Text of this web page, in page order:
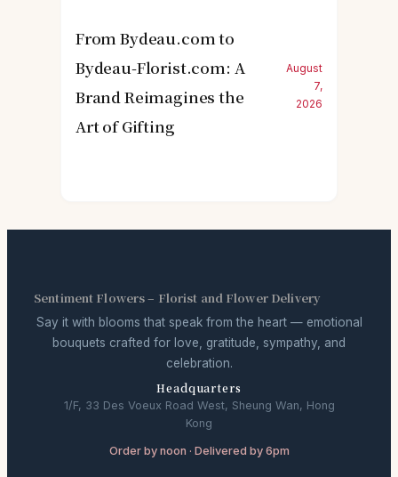
From Bydeau.com to
Bydeau-Florist.com: A
Brand Reimagines the
Art of Gifting
August
7,
2026
Sentiment Flowers – Florist and Flower Delivery
Say it with blooms that speak from the heart — emotional
bouquets crafted for love, gratitude, sympathy, and
celebration.
Headquarters
1/F, 33 Des Voeux Road West, Sheung Wan, Hong
Kong
Order by noon · Delivered by 6pm